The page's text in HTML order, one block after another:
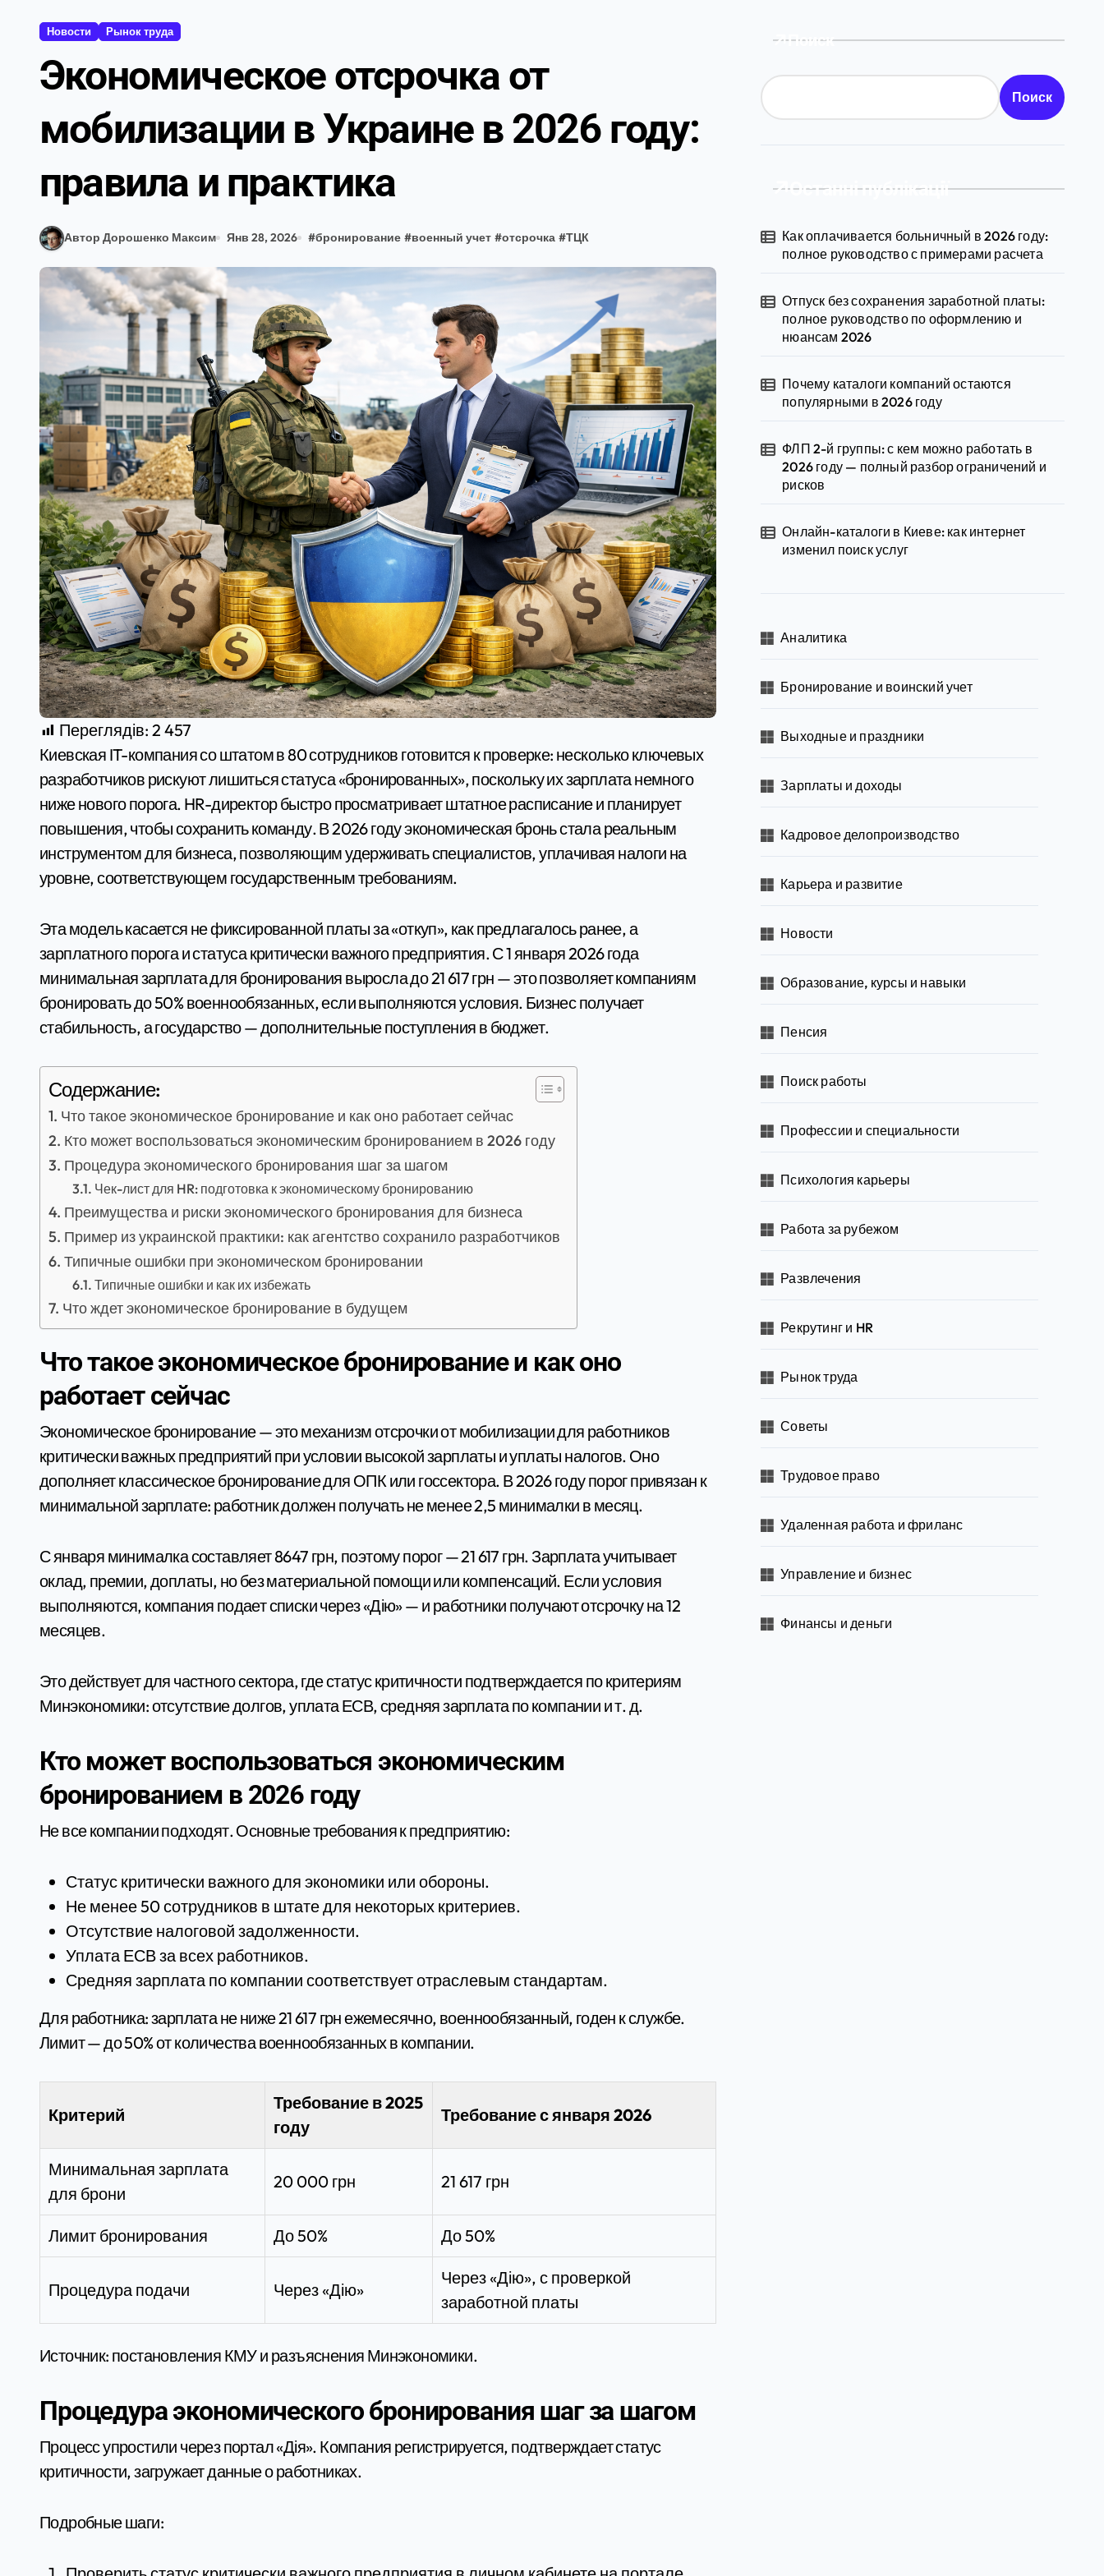
Новости Рынок труда
Экономическое отсрочка от
мобилизации в Украине в 2026 году:
правила и практика
Автор Дорошенко Максим Янв 28, 2026 #бронирование #военный учет #отсрочка #ТЦК
Переглядів: 2 457
Киевская IT-компания со штатом в 80 сотрудников готовится к проверке: несколько ключевых
разработчиков рискуют лишиться статуса «бронированных», поскольку их зарплата немного
ниже нового порога. HR-директор быстро просматривает штатное расписание и планирует
повышения, чтобы сохранить команду. В 2026 году экономическая бронь стала реальным
инструментом для бизнеса, позволяющим удерживать специалистов, уплачивая налоги на
уровне, соответствующем государственным требованиям.
Эта модель касается не фиксированной платы за «откуп», как предлагалось ранее, а
зарплатного порога и статуса критически важного предприятия. С 1 января 2026 года
минимальная зарплата для бронирования выросла до 21 617 грн — это позволяет компаниям
бронировать до 50% военнообязанных, если выполняются условия. Бизнес получает
стабильность, а государство — дополнительные поступления в бюджет.
Содержание:
Что такое экономическое бронирование и как оно работает сейчас
Кто может воспользоваться экономическим бронированием в 2026 году
Процедура экономического бронирования шаг за шагом
Чек-лист для HR: подготовка к экономическому бронированию
Преимущества и риски экономического бронирования для бизнеса
Пример из украинской практики: как агентство сохранило разработчиков
Типичные ошибки при экономическом бронировании
Типичные ошибки и как их избежать
Что ждет экономическое бронирование в будущем
Что такое экономическое бронирование и как оно
работает сейчас
Экономическое бронирование — это механизм отсрочки от мобилизации для работников
критически важных предприятий при условии высокой зарплаты и уплаты налогов. Оно
дополняет классическое бронирование для ОПК или госсектора. В 2026 году порог привязан к
минимальной зарплате: работник должен получать не менее 2,5 минималки в месяц.
С января минималка составляет 8647 грн, поэтому порог — 21 617 грн. Зарплата учитывает
оклад, премии, доплаты, но без материальной помощи или компенсаций. Если условия
выполняются, компания подает списки через «Дію» — и работники получают отсрочку на 12
месяцев.
Это действует для частного сектора, где статус критичности подтверждается по критериям
Минэкономики: отсутствие долгов, уплата ЕСВ, средняя зарплата по компании и т. д.
Кто может воспользоваться экономическим
бронированием в 2026 году
Не все компании подходят. Основные требования к предприятию:
Статус критически важного для экономики или обороны.
Не менее 50 сотрудников в штате для некоторых критериев.
Отсутствие налоговой задолженности.
Уплата ЕСВ за всех работников.
Средняя зарплата по компании соответствует отраслевым стандартам.
Для работника: зарплата не ниже 21 617 грн ежемесячно, военнообязанный, годен к службе.
Лимит — до 50% от количества военнообязанных в компании.
Критерий
Требование в 2025
году
Требование с января 2026
Минимальная зарплата
для брони
20 000 грн 21 617 грн
Лимит бронирования До 50% До 50%
Процедура подачи Через «Дію»
Через «Дію», с проверкой
заработной платы
Источник: постановления КМУ и разъяснения Минэкономики.
Процедура экономического бронирования шаг за шагом
Процесс упростили через портал «Дія». Компания регистрируется, подтверждает статус
критичности, загружает данные о работниках.
Подробные шаги:
Поиск
Поиск
Останні публікації
Как оплачивается больничный в 2026 году:
полное руководство с примерами расчета
Отпуск без сохранения заработной платы:
полное руководство по оформлению и
нюансам 2026
Почему каталоги компаний остаются
популярными в 2026 году
ФЛП 2-й группы: с кем можно работать в
2026 году — полный разбор ограничений и
рисков
Онлайн-каталоги в Киеве: как интернет
изменил поиск услуг
Аналитика
Бронирование и воинский учет
Выходные и праздники
Зарплаты и доходы
Кадровое делопроизводство
Карьера и развитие
Новости
Образование, курсы и навыки
Пенсия
Поиск работы
Профессии и специальности
Психология карьеры
Работа за рубежом
Развлечения
Рекрутинг и HR
Рынок труда
Советы
Трудовое право
Удаленная работа и фриланс
Управление и бизнес
Финансы и деньги